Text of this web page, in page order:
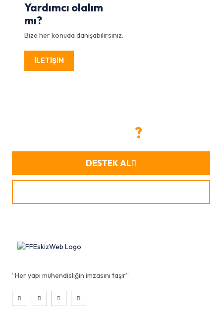
Yardımcı olalım
mı?
Bize her konuda danışabilirsiniz.
İLETİŞİM
?
DESTEK AL
“Her yapı mühendisliğin imzasını taşır”